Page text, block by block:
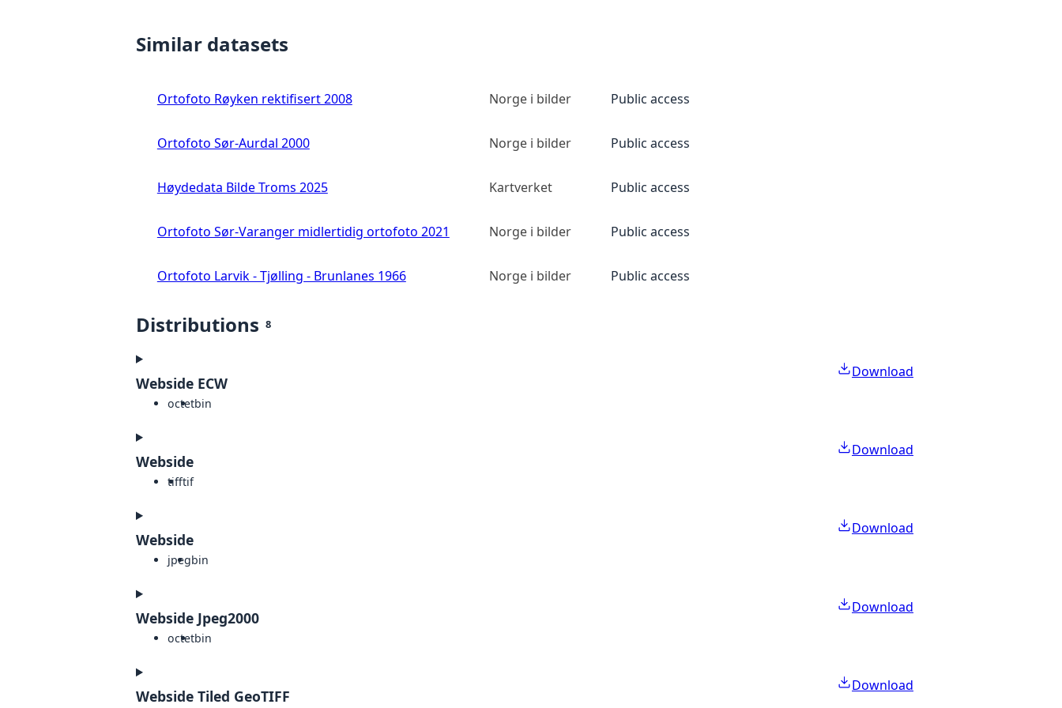
Similar datasets
Ortofoto Røyken rektifisert 2008 Norge i bilder Public access
Ortofoto Sør-Aurdal 2000 Norge i bilder Public access
Høydedata Bilde Troms 2025 Kartverket Public access
Ortofoto Sør-Varanger midlertidig ortofoto 2021 Norge i bilder Public access
Ortofoto Larvik - Tjølling - Brunlanes 1966 Norge i bilder Public access
Distributions 8
Webside ECW
octetbin
Download
Webside
tifftif
Download
Webside
jpegbin
Download
Webside Jpeg2000
octetbin
Download
Webside Tiled GeoTIFF
Download